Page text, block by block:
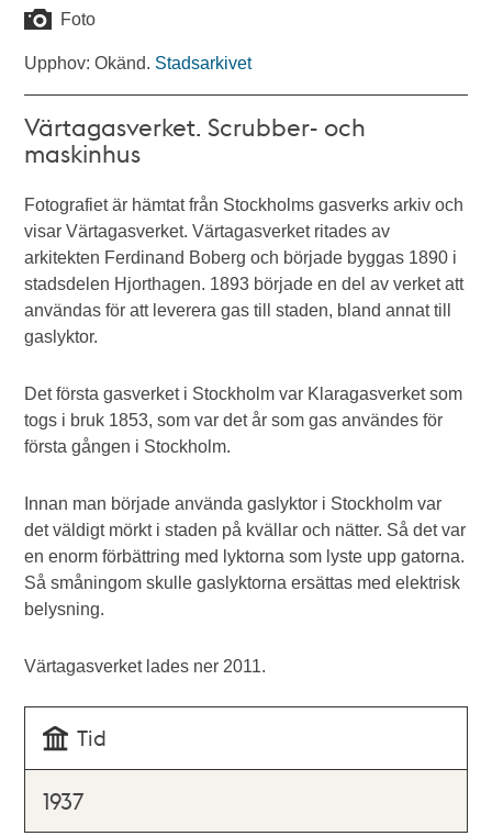
Foto
Upphov: Okänd. Stadsarkivet
Värtagasverket. Scrubber- och
maskinhus
Fotografiet är hämtat från Stockholms gasverks arkiv och
visar Värtagasverket. Värtagasverket ritades av
arkitekten Ferdinand Boberg och började byggas 1890 i
stadsdelen Hjorthagen. 1893 började en del av verket att
användas för att leverera gas till staden, bland annat till
gaslyktor.
Det första gasverket i Stockholm var Klaragasverket som
togs i bruk 1853, som var det år som gas användes för
första gången i Stockholm.
Innan man började använda gaslyktor i Stockholm var
det väldigt mörkt i staden på kvällar och nätter. Så det var
en enorm förbättring med lyktorna som lyste upp gatorna.
Så småningom skulle gaslyktorna ersättas med elektrisk
belysning.
Värtagasverket lades ner 2011.
Tid
1937